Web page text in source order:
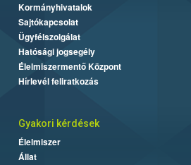
Kormányhivatalok
Sajtókapcsolat
Ügyfélszolgálat
Hatósági jogsegély
Élelmiszermentő Központ
Hírlevél feliratkozás
Gyakori kérdések
Élelmiszer
Állat